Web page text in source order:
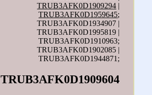
TRUB3AFK0D1909294 |
TRUB3AFK0D1959645;
TRUB3AFK0D1934907 |
TRUB3AFK0D1995819 |
TRUB3AFK0D1910963;
TRUB3AFK0D1902085 |
TRUB3AFK0D1944871;
TRUB3AFK0D1909604